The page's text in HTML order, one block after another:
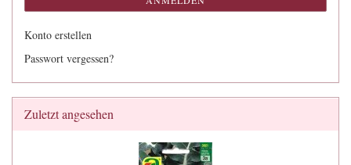
Konto erstellen
Passwort vergessen?
Zuletzt angesehen